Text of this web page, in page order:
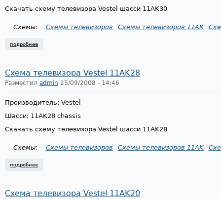
Скачать схему телевизора Vestel шасси 11AK30
Схемы: Схемы телевизоров Схемы телевизоров 11AK
подробнее
Схема телевизора Vestel 11AK28
Разместил admin 25/09/2008 - 14:46
Производитель: Vestel
Шасси: 11AK28 chassis
Скачать схему телевизора Vestel шасси 11AK28
Схемы: Схемы телевизоров Схемы телевизоров 11AK
подробнее
Схема телевизора Vestel 11AK20